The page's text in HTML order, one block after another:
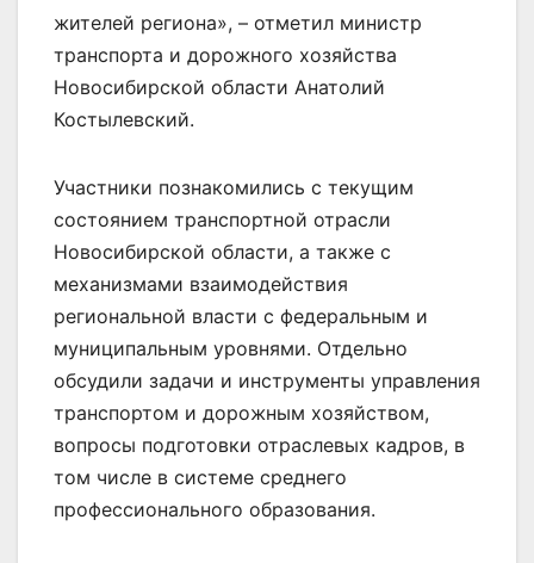
жителей региона», – отметил министр
транспорта и дорожного хозяйства
Новосибирской области Анатолий
Костылевский.
Участники познакомились с текущим
состоянием транспортной отрасли
Новосибирской области, а также с
механизмами взаимодействия
региональной власти с федеральным и
муниципальным уровнями. Отдельно
обсудили задачи и инструменты управления
транспортом и дорожным хозяйством,
вопросы подготовки отраслевых кадров, в
том числе в системе среднего
профессионального образования.